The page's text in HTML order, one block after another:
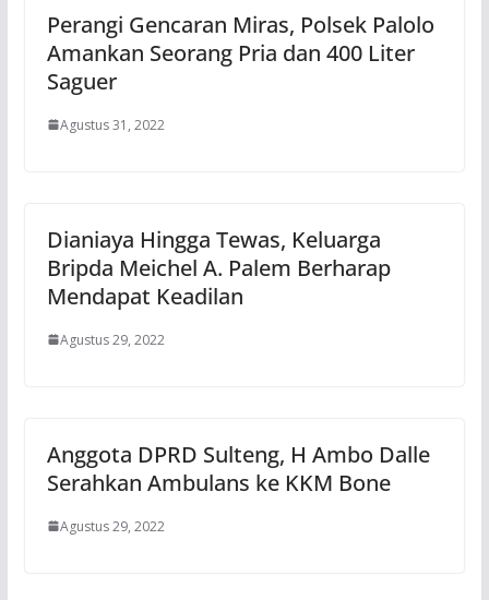
Perangi Gencaran Miras, Polsek Palolo
Amankan Seorang Pria dan 400 Liter
Saguer
Agustus 31, 2022
Dianiaya Hingga Tewas, Keluarga
Bripda Meichel A. Palem Berharap
Mendapat Keadilan
Agustus 29, 2022
Anggota DPRD Sulteng, H Ambo Dalle
Serahkan Ambulans ke KKM Bone
Agustus 29, 2022